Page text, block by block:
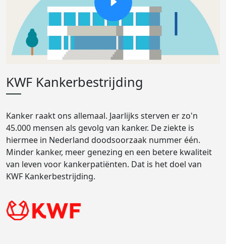
KWF Kankerbestrijding
Kanker raakt ons allemaal. Jaarlijks sterven er zo'n
45.000 mensen als gevolg van kanker. De ziekte is
hiermee in Nederland doodsoorzaak nummer één.
Minder kanker, meer genezing en een betere kwaliteit
van leven voor kankerpatiënten. Dat is het doel van
KWF Kankerbestrijding.